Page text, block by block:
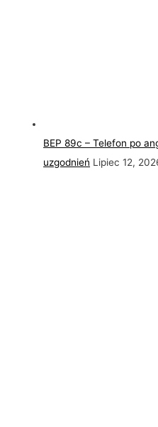
BEP 89c – Telefon po
uzgodnień Lipiec 12,